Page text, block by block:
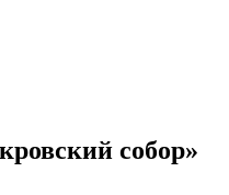
собор»